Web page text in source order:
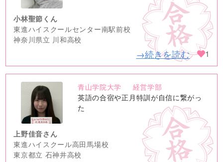
小林聖節くん
東進ハイスクールセンター南駅前校
神奈川県立 川和高校
→続きを読む 1
no
image
青山学院大学
経営学部
英語の合宿や正月特訓が自信に繋がっ
た
上野佳音さん
東進ハイスクール高田馬場校
東京都立 石神井高校